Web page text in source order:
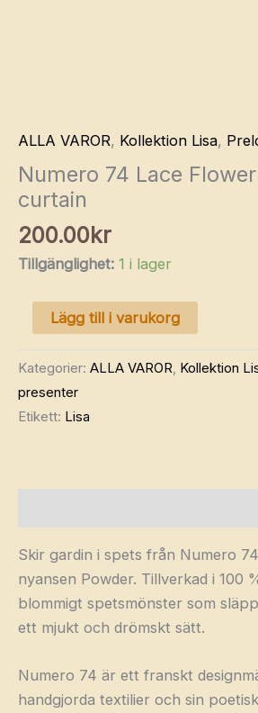
ALLA VAROR, Kollektion Lisa,
Numero 74 Lace
curtain
200.00kr
Tillgänglighet: 1 i lager
Numero
74
Lace
Flower
Powder
Lägg till i varukorg
Kategorier: ALLA VAROR, Kollektion
presenter
Etikett: Lisa
Skir gardin i spets från Numero 74
nyansen Powder. Tillverkad i 100
blommigt spetsmönster som
ett mjukt och drömskt sätt.
Numero 74 är ett franskt
handgjorda textilier och sin